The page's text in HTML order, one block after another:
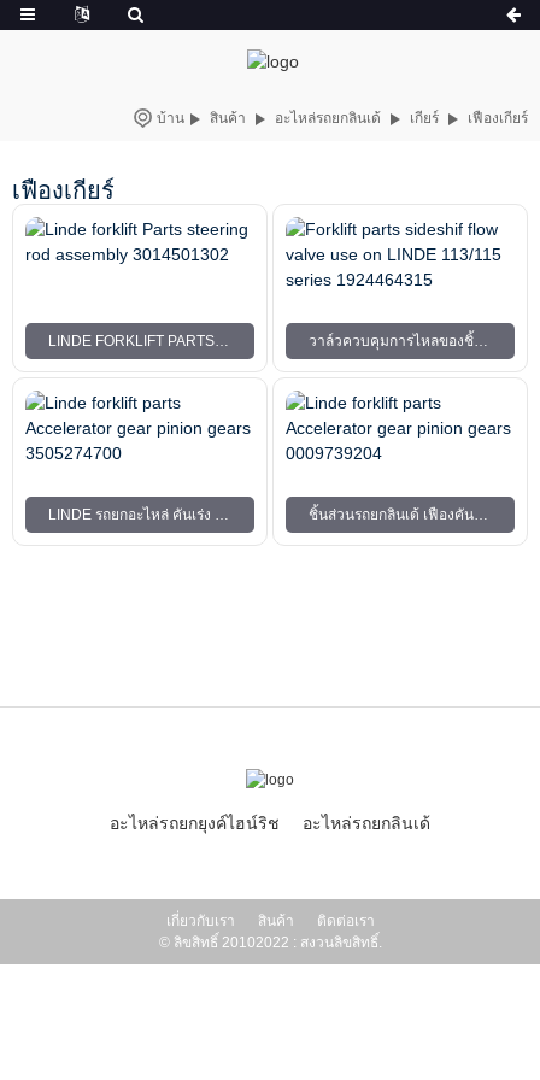
บ้าน สินค้า อะไหล่รถยกลินเด้ เกียร์ เฟืองเกียร์
เฟืองเกียร์
อะไหล่รถยกยุงค์ไฮน์ริช อะไหล่รถยกลินเด้
เกี่ยวกับเรา สินค้า
ติดต่อเรา
© ลิขสิทธิ์ 20102022 : สงวนลิขสิทธิ์.